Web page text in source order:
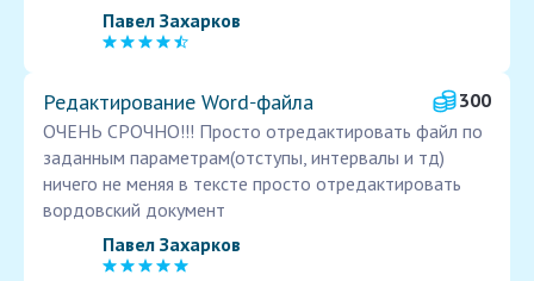
Павел Захарков
Редактирование Word‑файла
300
ОЧЕНЬ СРОЧНО!!! Просто отредактировать файл по
заданным параметрам(отступы, интервалы и тд)
ничего не меняя в тексте просто отредактировать
вордовский документ
Павел Захарков